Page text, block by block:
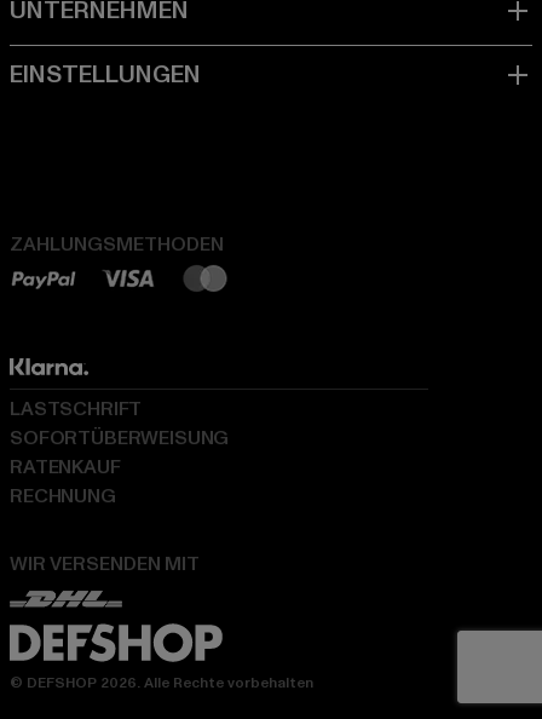
ZAHLUNGSMETHODEN
WIR VERSENDEN MIT
LASTSCHRIFT
SOFORTÜBERWEISUNG
RATENKAUF
RECHNUNG
© DEFSHOP 2026. Alle Rechte vorbehalten